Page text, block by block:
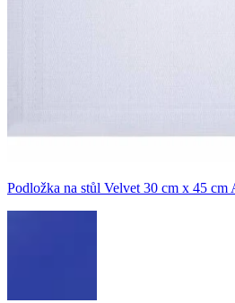
Podložka na stůl Velvet 30 cm x 45